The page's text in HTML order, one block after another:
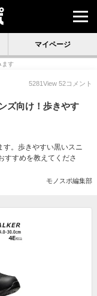
マイページ
ます
5281View 52コメント
ズ向け！歩きやす
す。歩きやすい黒いスニ
すすめを教えてくださ
モノスポ編集部